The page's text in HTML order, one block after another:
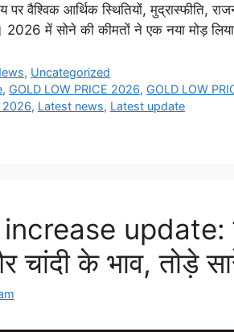
वैश्विक आर्थिक स्थितियों, मुद्रास्फीति,
हैं। 2026 में सोने की कीमतों ने एक नया मोड़
, Uncategorized
, GOLD LOW PRICE 2026, GOLD LOW
2026, Latest news, Latest update
update:
के भाव, तोड़े